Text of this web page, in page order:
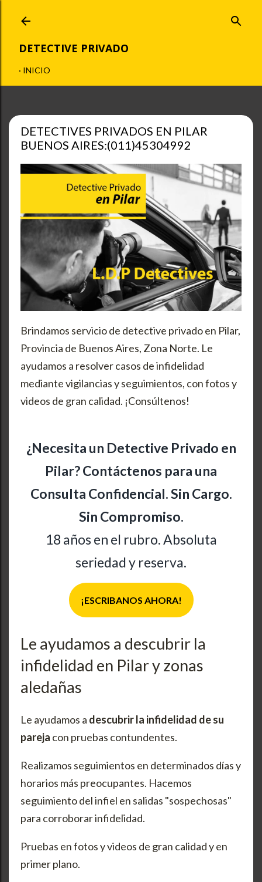
DETECTIVE PRIVADO
INICIO
DETECTIVES PRIVADOS EN PILAR
BUENOS AIRES:(011)45304992
Brindamos servicio de detective privado en Pilar,
Provincia de Buenos Aires, Zona Norte. Le
ayudamos a resolver casos de infidelidad
mediante vigilancias y seguimientos, con fotos y
videos de gran calidad. ¡Consúltenos!
¿Necesita un Detective Privado en
Pilar? Contáctenos para una
Consulta Confidencial. Sin Cargo.
Sin Compromiso.
18 años en el rubro. Absoluta
seriedad y reserva.
¡ESCRIBANOS AHORA!
Le ayudamos a descubrir la
infidelidad en Pilar y zonas
aledañas
Le ayudamos a descubrir la infidelidad de su
pareja con pruebas contundentes.
Realizamos seguimientos en determinados días y
horarios más preocupantes. Hacemos
seguimiento del infiel en salidas "sospechosas"
para corroborar infidelidad.
Pruebas en fotos y videos de gran calidad y en
primer plano.